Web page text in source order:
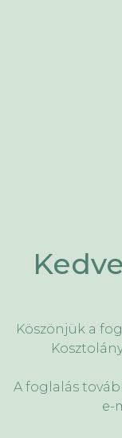
Köszönjük a
A foglalás
e-